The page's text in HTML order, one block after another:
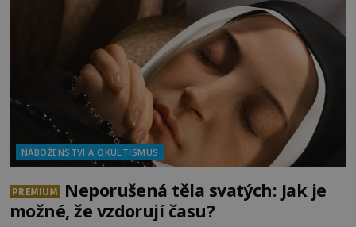
NÁBOŽENSTVÍ A OKULTISMUS
PREMIUM
Neporušená těla svatých: Jak je
možné, že vzdorují času?